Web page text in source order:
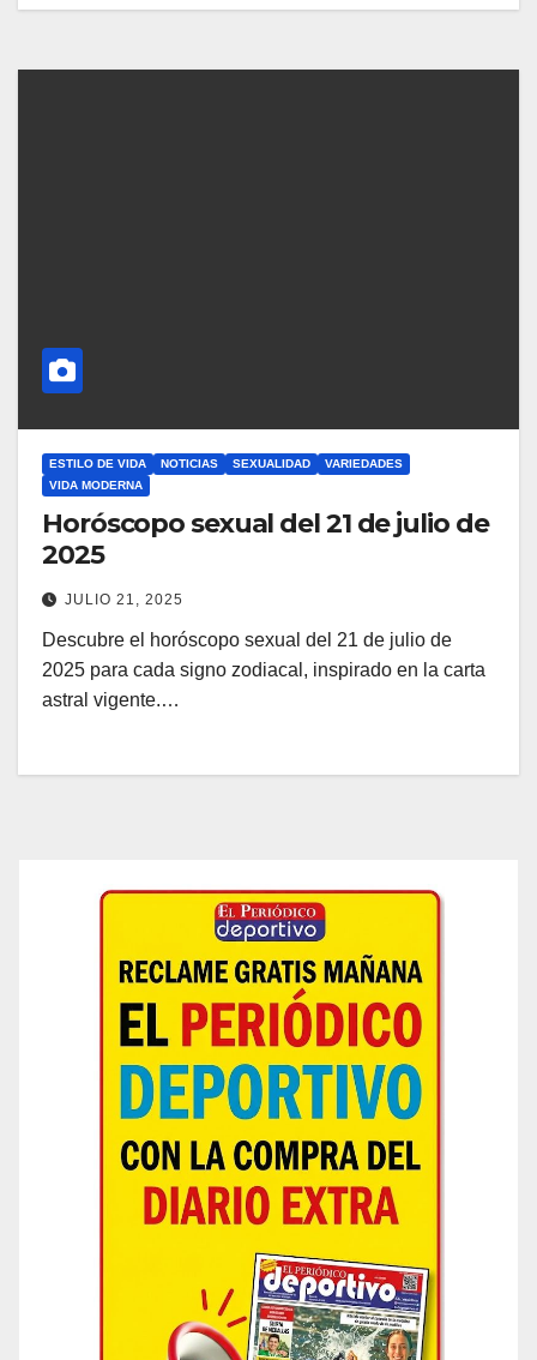
ESTILO DE VIDA NOTICIAS SEXUALIDAD
VARIEDADES
VIDA MODERNA
Horóscopo sexual del 21 de julio de
2025
JULIO 21, 2025
Descubre el horóscopo sexual del 21 de julio de
2025 para cada signo zodiacal, inspirado en la carta
astral vigente.…